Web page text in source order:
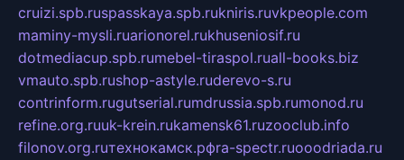
cruizi.spb.ruspasskaya.spb.rukniris.ruvkpeople.com
maminy-mysli.ruarionorel.rukhuseniosif.ru
dotmediacup.spb.rumebel-tiraspol.ruall-books.biz
vmauto.spb.rushop-astyle.ruderevo-s.ru
contrinform.rugutserial.rumdrussia.spb.rumonod.ru
refine.org.ruuk-krein.rukamensk61.ruzooclub.info
filonov.org.ruтехнокамск.рфra-spectr.ruooodriada.ru